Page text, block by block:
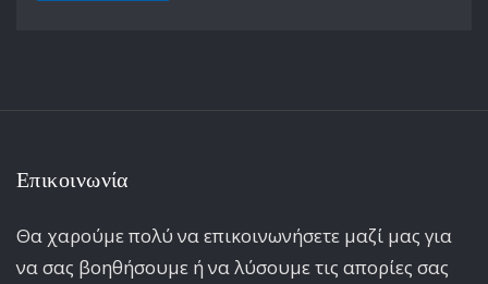
Επικοινωνία
Θα χαρούμε πολύ να επικοινωνήσετε μαζί μας για
να σας βοηθήσουμε ή να λύσουμε τις απορίες σας